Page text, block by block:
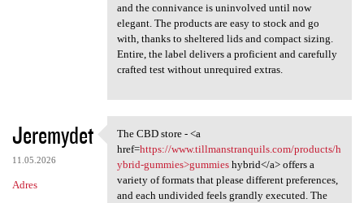
and the connivance is uninvolved until now
elegant. The products are easy to stock and go
with, thanks to sheltered lids and compact sizing.
Entire, the label delivers a proficient and carefully
crafted test without unrequired extras.
Jeremydet
11.05.2026
Adres
The CBD store - <a href=https
The CBD store - <a
href=https://www.tillmanstranquils.com/products/h
ybrid-gummies>gummieshybrid</a> offers a
variety of formats that please different preferences,
and each undivided feels grandly executed. The